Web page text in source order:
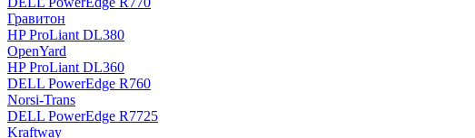
Гравитон
HP ProLiant DL380
OpenYard
HP ProLiant DL360
DELL PowerEdge R760
Norsi-Trans
DELL PowerEdge R7725
Kraftway